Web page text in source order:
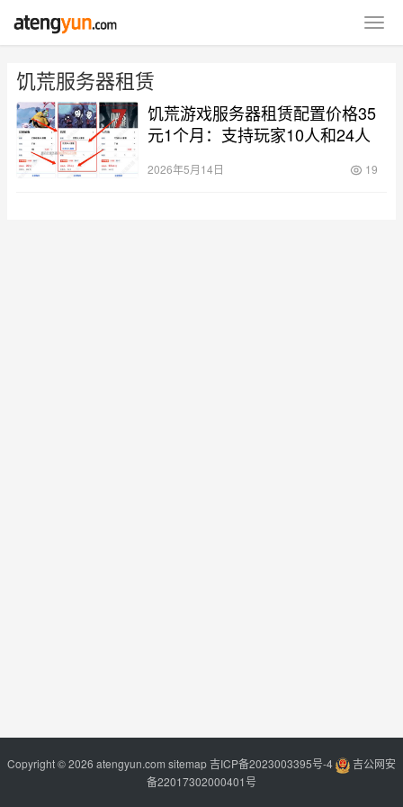
饥荒服务器租赁
饥荒游戏服务器租赁配置价格35
元1个月：支持玩家10人和24人
2026年5月14日 19
Copyright © 2026 atengyun.com sitemap吉ICP备2023003395号-4
吉公网安
备22017302000401号